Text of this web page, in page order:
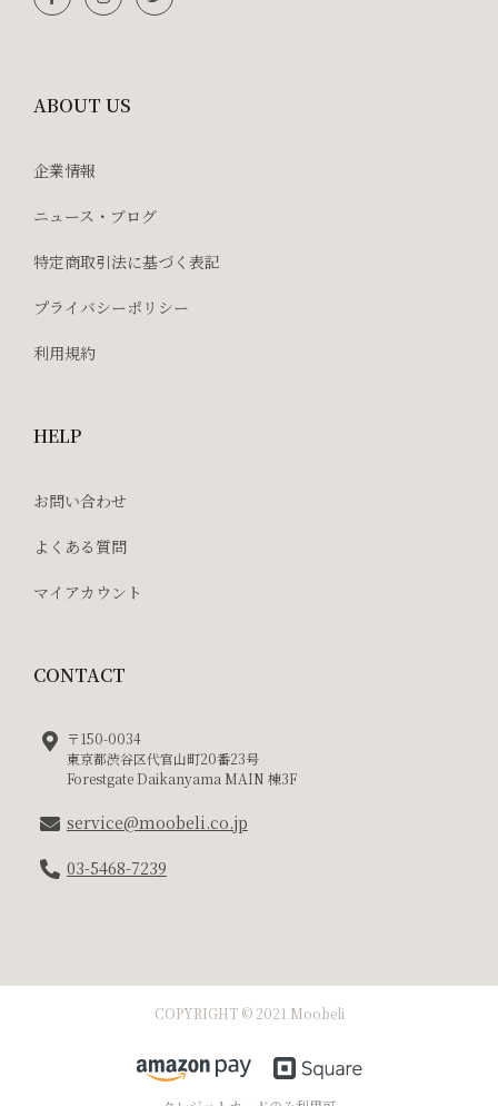
ABOUT US
企業情報
ニュース・ブログ
特定商取引法に基づく表記
プライバシーポリシー
利用規約
HELP
お問い合わせ
よくある質問
マイアカウント
CONTACT
〒150-0034
東京都渋谷区代官山町20番23号
Forestgate Daikanyama MAIN 棟3F
service@moobeli.co.jp
03-5468-7239
COPYRIGHT © 2021 Moobeli